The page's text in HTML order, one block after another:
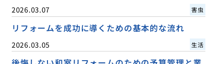
2026.03.07 害虫
リフォームを成功に導くための基本的な流れ
2026.03.05 生活